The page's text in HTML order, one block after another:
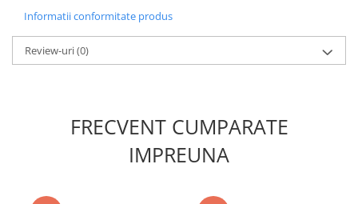
Informatii conformitate produs
Review-uri(0)
FRECVENT CUMPARATE
IMPREUNA